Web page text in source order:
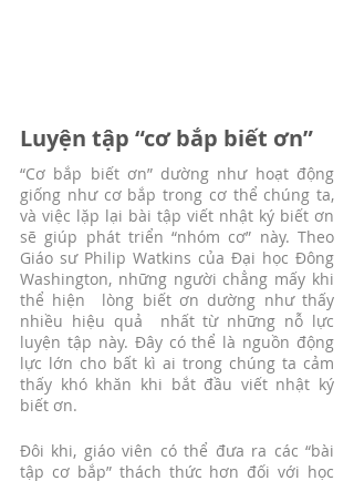
Luyện tập “cơ bắp biết ơn”
“Cơ bắp biết ơn” dường như hoạt động
giống như cơ bắp trong cơ thể chúng ta,
và việc lặp lại bài tập viết nhật ký biết ơn
sẽ giúp phát triển “nhóm cơ” này. Theo
Giáo sư Philip Watkins của Đại học Đông
Washington, những người chẳng mấy khi
thể hiện  lòng biết ơn dường như thấy
nhiều hiệu quả  nhất từ những ​​nỗ lực
luyện tập này. Đây có thể là nguồn động
lực lớn cho bất kì ai trong chúng ta cảm
thấy khó khăn khi bắt đầu viết nhật ký
biết ơn.
Đôi khi, giáo viên có thể đưa ra các “bài
tập cơ bắp” thách thức hơn đối với học